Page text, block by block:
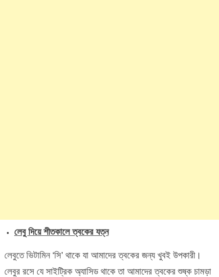
লেবু দিয়ে শীতকালে ত্বকের যত্ন
লেবুতে ভিটামিন ‘সি’ থাকে যা আমাদের ত্বকের জন্য খুবই উপকারী।
লেবুর রসে যে সাইট্রিক অ্যাসিড থাকে তা আমাদের ত্বকের শুষ্ক চামড়া